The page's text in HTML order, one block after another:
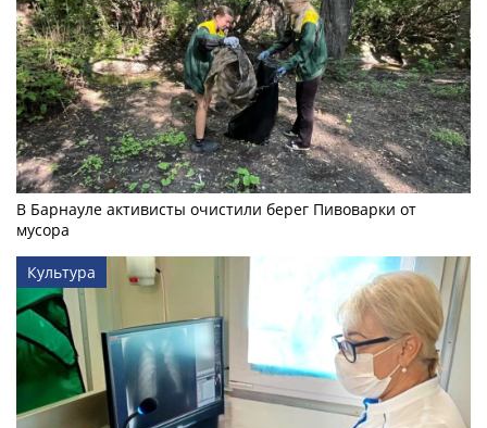
В Барнауле активисты очистили берег Пивоварки от
мусора
Культура